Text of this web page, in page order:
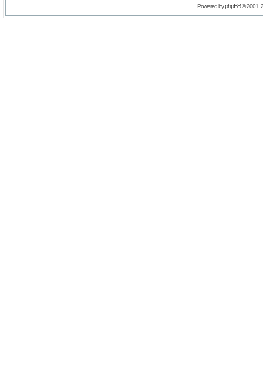
Powered byphpBB© 2001,